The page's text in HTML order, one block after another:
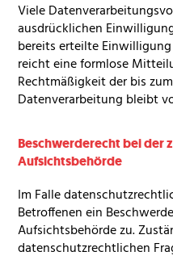
Viele
ausdrücklichen
bereits erteilte
reicht eine formlose
Rechtmäßigkeit der bis
Datenverarbeitung bleibt
Beschwerderecht bei der
Aufsichtsbehörde
Im Falle
Betroffenen ein
Aufsichtsbehörde zu.
datenschutzrechtlichen